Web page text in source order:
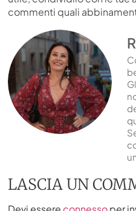
commenti quali
LASCIA UN